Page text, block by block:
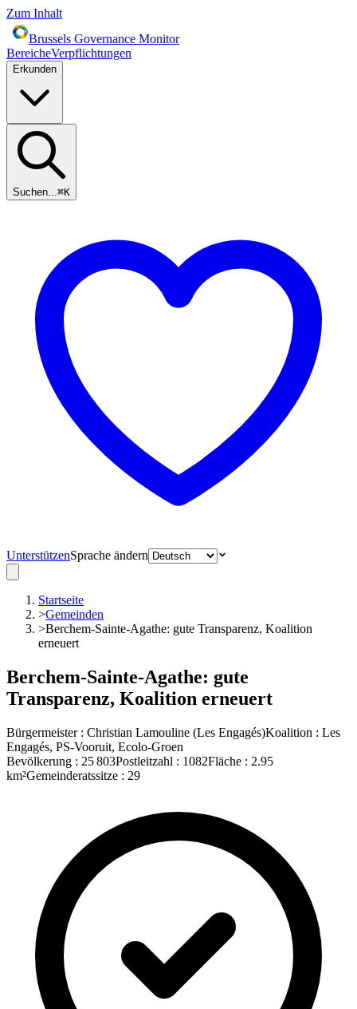
Zum Inhalt
Brussels Governance Monitor
BereicheVerpflichtungen
Erkunden
Suchen...⌘K
UnterstützenSprache ändern
Startseite
>Gemeinden
>Berchem-Sainte-Agathe: gute Transparenz, Koalition
erneuert
Berchem-Sainte-Agathe: gute
Transparenz, Koalition erneuert
Bürgermeister: Christian Lamouline (Les Engagés)Koalition : Les
Engagés, PS-Vooruit, Ecolo-Groen
Bevölkerung : 25 803Postleitzahl : 1082Fläche : 2.95
km²Gemeinderatssitze : 29